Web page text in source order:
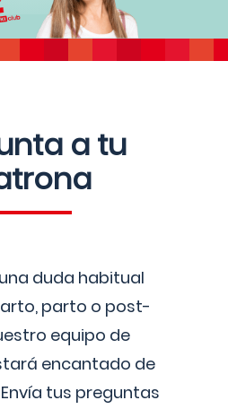
a tu
duda habitual
parto o post-
equipo de
encantado de
tus preguntas